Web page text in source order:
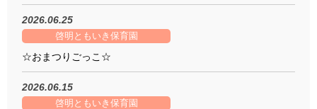
2026.06.25
啓明ともいき保育園
☆おまつりごっこ☆
2026.06.15
啓明ともいき保育園